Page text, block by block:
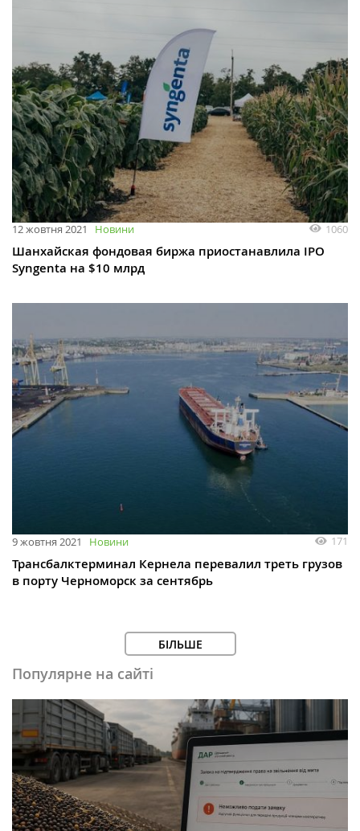
12 жовтня 2021 Новини 1060
Шанхайская фондовая биржа приостанавлила IPO
Syngenta на $10 млрд
9 жовтня 2021 Новини 171
Трансбалктерминал Кернела перевалил треть грузов
в порту Черноморск за сентябрь
БІЛЬШЕ
Популярне на сайті